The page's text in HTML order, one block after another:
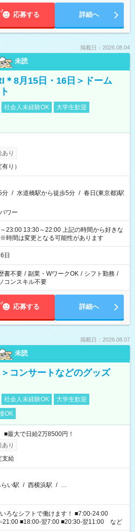
応募する 詳細へ
掲載日：2026.08.04
未読
＊8月15日・16日＞ドーム
社会人未経験OK
大学生歓迎
り
り）
分 / 水道橋駅から徒歩5分 / 春日(東京都)駅
ワー
～22:00 上記の時間から好きな
時間は変更となる可能性があります
日
書不要 / 副業・WワークOK / シフト勤務 /
コンスキル不要
応募する 詳細へ
掲載日：2026.08.07
未読
コンサートなどのグッズ
社会人未経験OK
大学生歓迎
OK
最大で日給2万8500円！
り
支給
い駅 / 西横浜駅 / …
ろなシフトで働けます！ ■7:00-24:00
21:00 ■18:00-翌7:00 ■20:30-翌11:00 など